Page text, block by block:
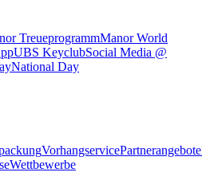
TreueprogrammManor World
UBS KeyclubSocial Media @
National Day
VorhangservicePartnerangebote
Wettbewerbe